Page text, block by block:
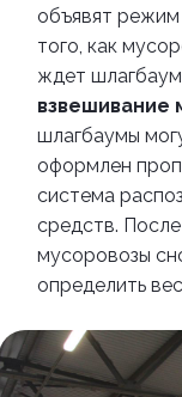
объявят режим
того, как
ждет
взвешивание
шлагбаумы
оформлен
система
средств.
мусоровозы
определить